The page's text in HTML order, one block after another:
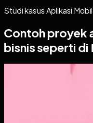
Studi kasusAplikasi
Contoh proyek
bisnis seperti di